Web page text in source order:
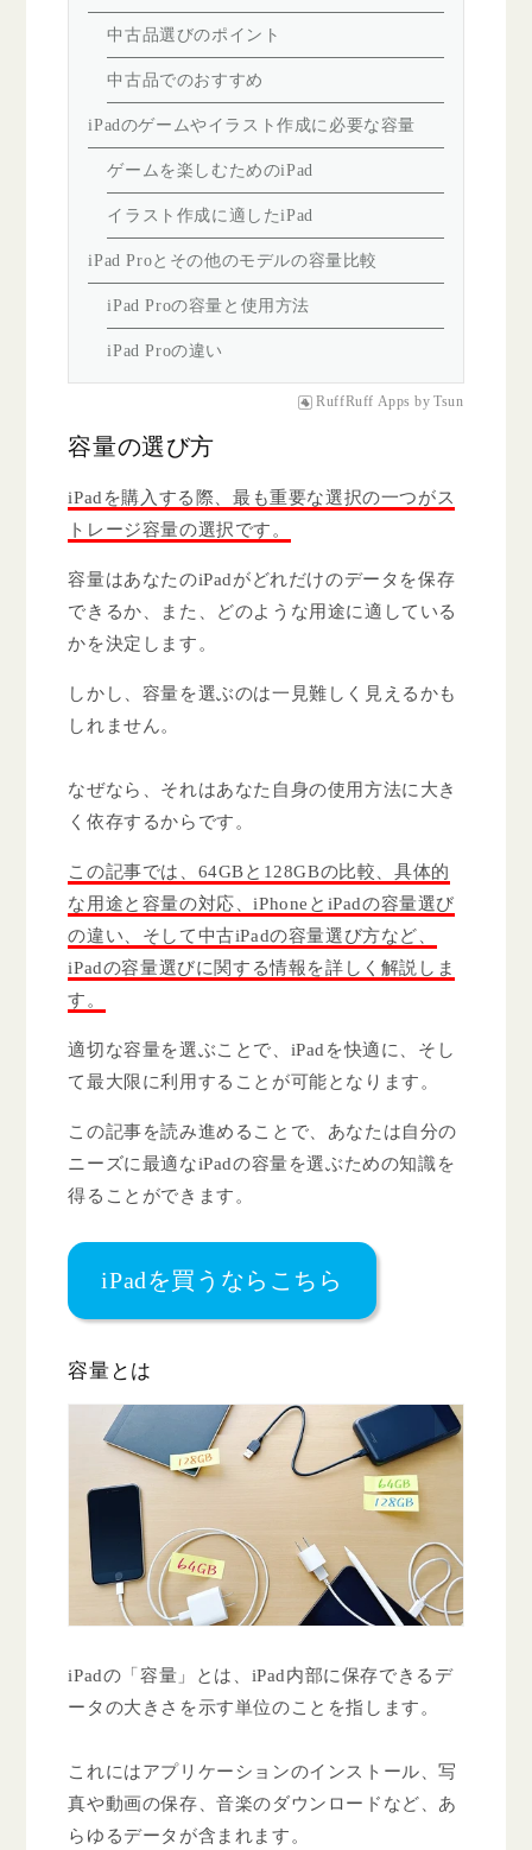
中古品選びのポイント
中古品でのおすすめ
iPadのゲームやイラスト作成に必要な容量
ゲームを楽しむためのiPad
イラスト作成に適したiPad
iPad Proとその他のモデルの容量比較
iPad Proの容量と使用方法
iPad Proの違い
RuffRuff Apps by Tsun
容量の選び方
iPadを購入する際、最も重要な選択の一つがス
トレージ容量の選択です。
容量はあなたのiPadがどれだけのデータを保存
できるか、また、どのような用途に適している
かを決定します。
しかし、容量を選ぶのは一見難しく見えるかも
しれません。
なぜなら、 それはあなた自身の使用方法に大き
く依存するからです。
この記事では、64GBと128GBの比較、具体的
な用途と容量の対応、iPhoneとiPadの容量選び
の違い、そして中古iPadの容量選び方など、
iPadの容量選びに関する情報を詳しく解説しま
す。
適切な容量を選ぶことで、iPadを快適に、そし
て最大限に利用することが可能となります。
この記事を読み進めることで、あなたは自分の
ニーズに最適なiPadの容量を選ぶための知識を
得ることができます。
iPadを買うならこちら
容量とは
iPadの「容量」とは、iPad内部に保存できるデ
ータの大きさを示す単位のことを指します。
これにはアプリケーションのインストール、写
真や動画の保存、音楽のダウンロードなど、あ
らゆるデータが含まれます。